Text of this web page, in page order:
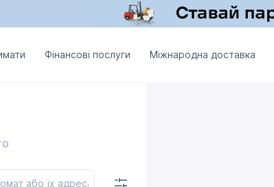
Фінансові послуги Міжнародна доставка